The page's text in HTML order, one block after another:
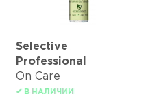
Selective
Professional
On Care
✔ В НАЛИЧИИ